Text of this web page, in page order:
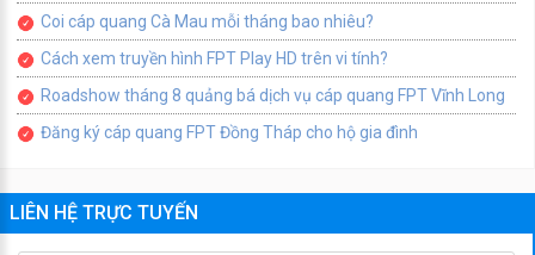
Coi cáp quang Cà Mau mỗi tháng bao nhiêu?
Cách xem truyền hình FPT Play HD trên vi tính?
Roadshow tháng 8 quảng bá dịch vụ cáp quang FPT Vĩnh Long
Đăng ký cáp quang FPT Đồng Tháp cho hộ gia đình
LIÊN HỆ TRỰC TUYẾN